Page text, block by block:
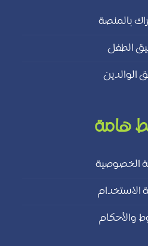
بالمنصة
الطفل
الوالدين
هامة
الخصوصية
الاستخدام
والأحكام